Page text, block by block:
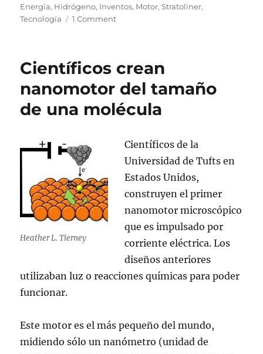
on
Energía, Hidrógeno, Inventos, Motor,Stratoliner,
Tecnología
1 Commenton
en
ave
“aguja
colipinta”
Científicos crean
nanomotor del tamaño
de una molécula
Heather L. Tierney
Científicos de la
Universidad de Tufts en
Estados Unidos,
construyen el primer
nanomotor microscópico
que es impulsado por
corriente eléctrica. Los
diseños anteriores
utilizaban luz o reacciones químicas para poder
funcionar.
Este motor es el más pequeño del mundo,
midiendo sólo un nanómetro (unidad de